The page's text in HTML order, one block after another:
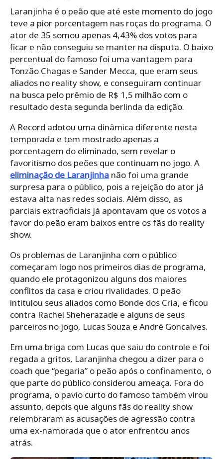
Laranjinha é o peão que até este momento do jogo
teve a pior porcentagem nas roças do programa. O
ator de 35 somou apenas 4,43% dos votos para
ficar e não conseguiu se manter na disputa. O baixo
percentual do famoso foi uma vantagem para
Tonzão Chagas e Sander Mecca, que eram seus
aliados no reality show, e conseguiram continuar
na busca pelo prêmio de R$ 1,5 milhão com o
resultado desta segunda berlinda da edição.
A Record adotou uma dinâmica diferente nesta
temporada e tem mostrado apenas a
porcentagem do eliminado, sem revelar o
favoritismo dos peões que continuam no jogo. A
eliminação de Laranjinha não foi uma grande
surpresa para o público, pois a rejeição do ator já
estava alta nas redes sociais. Além disso, as
parciais extraoficiais já apontavam que os votos a
favor do peão eram baixos entre os fãs do reality
show.
Os problemas de Laranjinha com o público
começaram logo nos primeiros dias de programa,
quando ele protagonizou alguns dos maiores
conflitos da casa e criou rivalidades. O peão
intitulou seus aliados como Bonde dos Cria, e ficou
contra Rachel Sheherazade e alguns de seus
parceiros no jogo, Lucas Souza e André Goncalves.
Em uma briga com Lucas que saiu do controle e foi
regada a gritos, Laranjinha chegou a dizer para o
coach que “pegaria” o peão após o confinamento, o
que parte do público considerou ameaça. Fora do
programa, o pavio curto do famoso também virou
assunto, depois que alguns fãs do reality show
relembraram as acusações de agressão contra
uma ex-namorada que o ator enfrentou anos
atrás.